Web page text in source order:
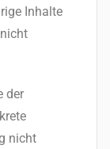
Inhalte
der
nicht